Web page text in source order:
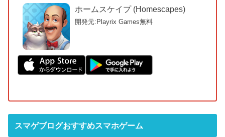
ホームスケイプ (Homescapes)
開発元:Playrix Games無料
スマゲブログおすすめスマホゲーム